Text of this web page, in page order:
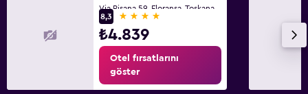
Via Pisana 59, Floransa, Toskana
8,3
4 yıldız
₺4.839
Otel fırsatlarını
göster